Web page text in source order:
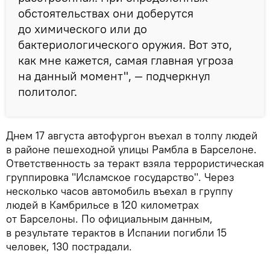
обстоятельствах они доберутся
до химического или до
бактериологического оружия. Вот это,
как мне кажется, самая главная угроза
на данный момент", — подчеркнул
политолог.
Днем 17 августа автофургон въехал в толпу людей
в районе пешеходной улицы Рамбла в Барселоне.
Ответственность за теракт взяла террористическая
группировка "Исламское государство". Через
несколько часов автомобиль въехал в группу
людей в Камбрильсе в 120 километрах
от Барселоны. По официальным данным,
в результате терактов в Испании погибли 15
человек, 130 пострадали.